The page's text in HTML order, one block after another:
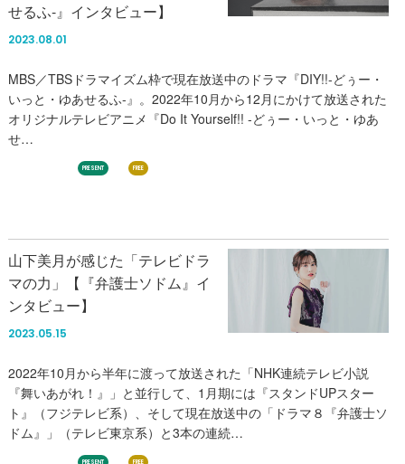
せるふ-』インタビュー】
2023.08.01
MBS／TBSドラマイズム枠で現在放送中のドラマ『DIY!!-どぅー・
いっと・ゆあせるふ-』。2022年10月から12月にかけて放送された
オリジナルテレビアニメ『Do It Yourself!! ‐どぅー・いっと・ゆあ
せ…
PRESENT FREE
山下美月が感じた「テレビドラ
マの力」【『弁護士ソドム』イ
ンタビュー】
2023.05.15
2022年10月から半年に渡って放送された「NHK連続テレビ小説
『舞いあがれ！』」と並行して、1月期には『スタンドUPスター
ト』（フジテレビ系）、そして現在放送中の「ドラマ８『弁護士ソ
ドム』」（テレビ東京系）と3本の連続…
PRESENT FREE